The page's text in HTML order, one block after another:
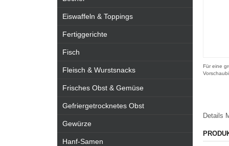
Für eine
Details
Eiswaffeln & Toppings
Fertiggerichte
Fisch
Fleisch & Wurstsnacks
Frisches Obst & Gemüse
Gefriergetrocknetes Obst
Gewürze
Hanf-Samen